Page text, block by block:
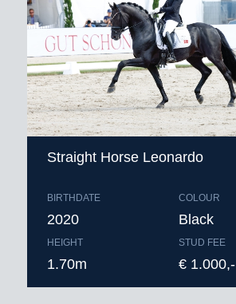
Straight Horse Leonardo
BIRTHDATE
2020
HEIGHT
1.70m
COLOUR
Black
STUD FEE
€ 1.000,-